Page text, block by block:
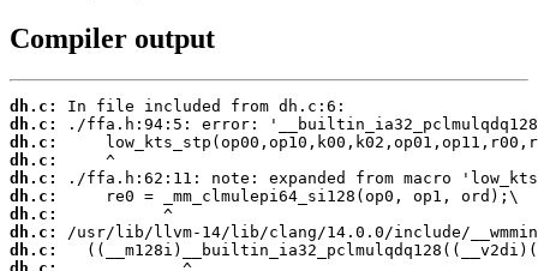
Compiler output
dh.c:
dh.c:
dh.c:
dh.c:
dh.c:
dh.c:
dh.c:
dh.c:
dh.c: